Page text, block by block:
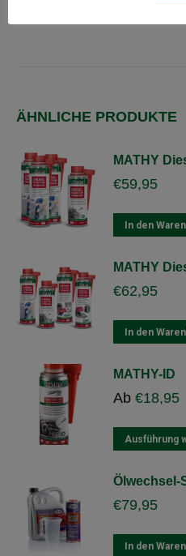
ÄHNLICHE PRODUKTE
MATHY
€59,95
In den
MATHY
€62,95
In den
MATHY-ID
Ab €18,95
Ausführung
Ölwechsel-
€79,95
In den